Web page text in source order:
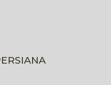
PERSIANA